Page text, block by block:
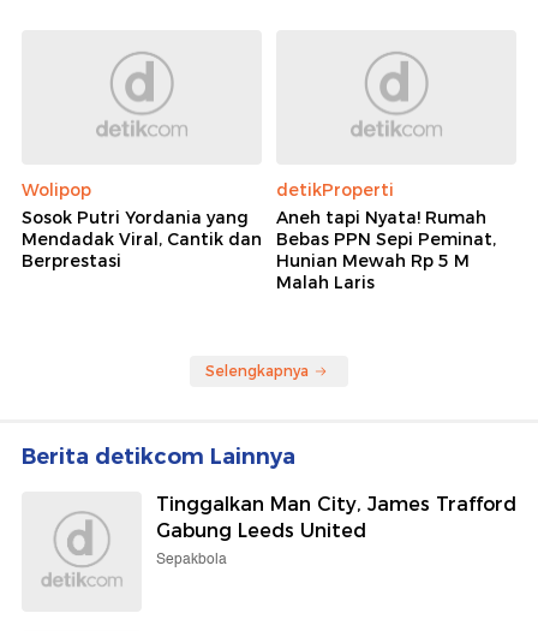
Wolipop
Sosok Putri Yordania yang
Mendadak Viral, Cantik dan
Berprestasi
detikProperti
Aneh tapi Nyata! Rumah
Bebas PPN Sepi Peminat,
Hunian Mewah Rp 5 M
Malah Laris
Selengkapnya
Berita detikcom Lainnya
Tinggalkan Man City, James Trafford
Gabung Leeds United
Sepakbola